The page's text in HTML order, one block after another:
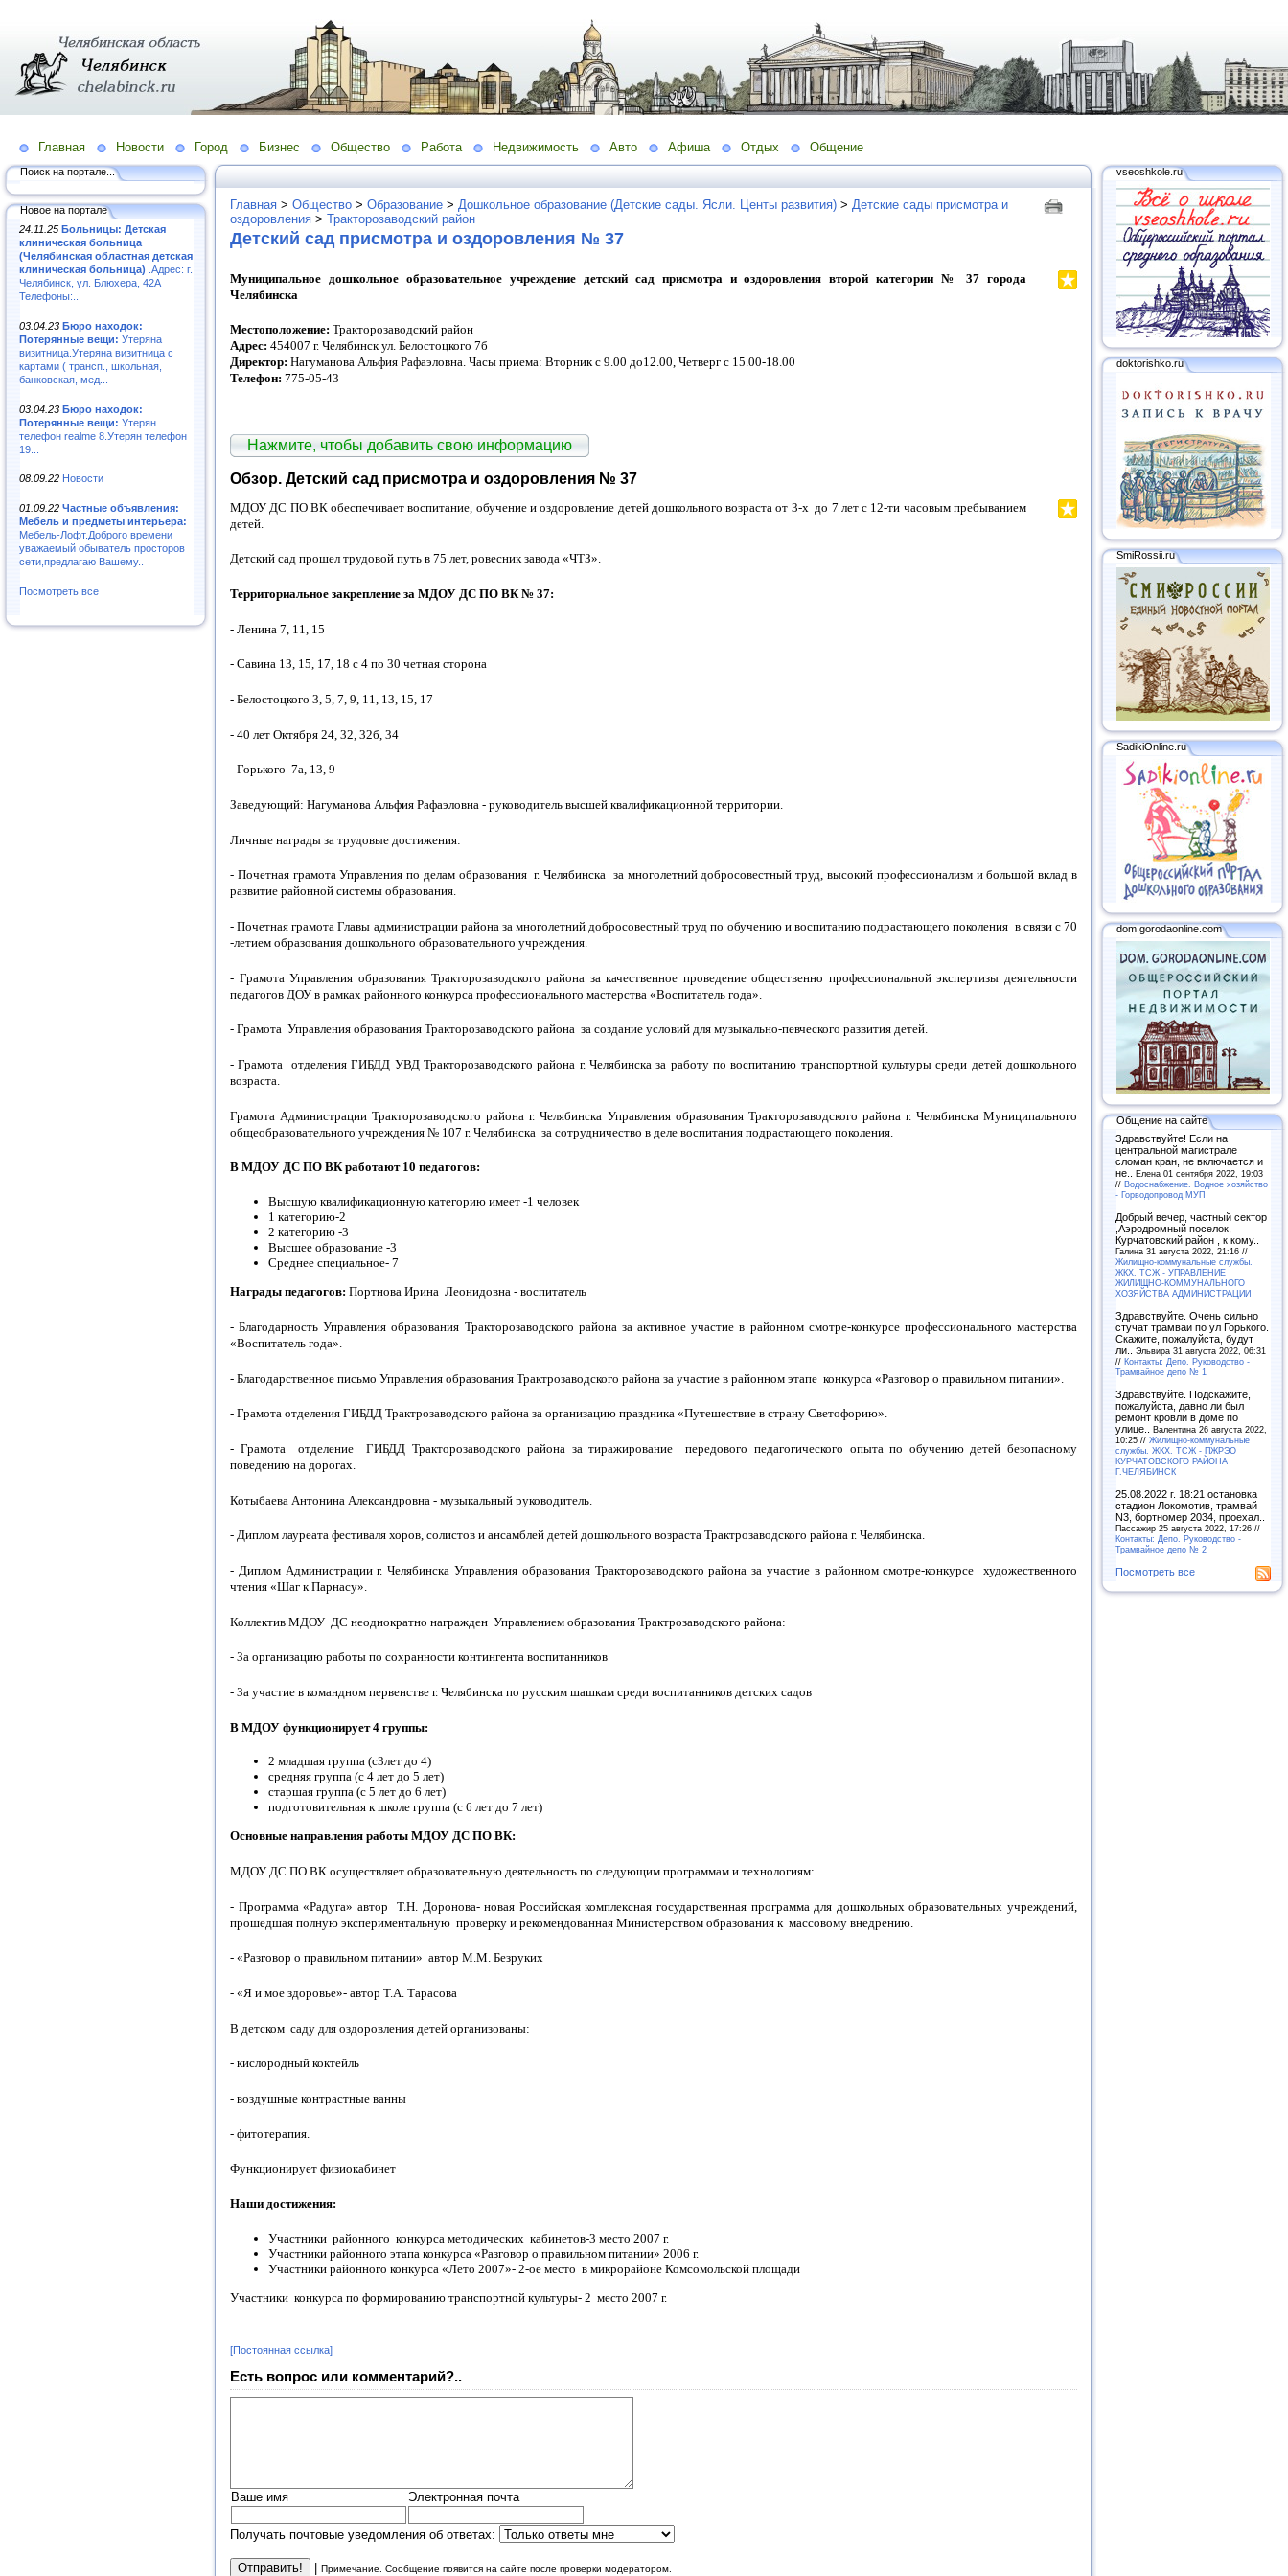
Главная Новости Город Бизнес Общество Работа Недвижимость Авто Афиша Отдых Общение
Поиск на портале...
Новое на портале
24.11.25 Больницы: Детская
клиническая больница
(Челябинская областная детская
клиническая больница) .Адрес: г.
Челябинск, ул. Блюхера, 42А
Телефоны:..
03.04.23 Бюро находок:
Потерянные вещи: Утеряна
визитница.Утеряна визитница с
картами ( трансп., школьная,
банковская, мед...
03.04.23 Бюро находок:
Потерянные вещи: Утерян
телефон realme 8.Утерян телефон
19...
08.09.22 Новости
01.09.22 Частные объявления:
Мебель и предметы интерьера:
Мебель-Лофт.Доброго времени
уважаемый обыватель просторов
сети,предлагаю Вашему..
Посмотреть все
Главная > Общество > Образование > Дошкольное образование (Детские сады. Ясли. Центы развития) > Детские сады присмотра и
оздоровления > Тракторозаводский район
Детский сад присмотра и оздоровления № 37
Муниципальное дошкольное образовательное учреждение детский сад присмотра и оздоровления второй категории № 37 города
Челябинска
Местоположение: Тракторозаводский район
Адрес: 454007 г. Челябинск ул. Белостоцкого 7б
Директор: Нагуманова Альфия Рафаэловна. Часы приема: Вторник с 9.00 до12.00, Четверг с 15.00-18.00
Телефон: 775-05-43
Нажмите, чтобы добавить свою информацию
Обзор. Детский сад присмотра и оздоровления № 37
МДОУ ДС ПО ВК обеспечивает воспитание, обучение и оздоровление детей дошкольного возраста от 3-х до 7 лет с 12-ти часовым пребыванием
детей.
Детский сад прошел трудовой путь в 75 лет, ровесник завода «ЧТЗ».
Территориальное закрепление за МДОУ ДС ПО ВК № 37:
- Ленина 7, 11, 15
- Савина 13, 15, 17, 18 с 4 по 30 четная сторона
- Белостоцкого 3, 5, 7, 9, 11, 13, 15, 17
- 40 лет Октября 24, 32, 32б, 34
- Горького 7а, 13, 9
Заведующий: Нагуманова Альфия Рафаэловна - руководитель высшей квалификационной территории.
Личные награды за трудовые достижения:
- Почетная грамота Управления по делам образования г. Челябинска за многолетний добросовестный труд, высокий профессионализм и большой вклад в
развитие районной системы образования.
- Почетная грамота Главы администрации района за многолетний добросовестный труд по обучению и воспитанию подрастающего поколения в связи с 70
-летием образования дошкольного образовательного учреждения.
- Грамота Управления образования Тракторозаводского района за качественное проведение общественно профессиональной экспертизы деятельности
педагогов ДОУ в рамках районного конкурса профессионального мастерства «Воспитатель года».
- Грамота Управления образования Тракторозаводского района за создание условий для музыкально-певческого развития детей.
- Грамота отделения ГИБДД УВД Тракторозаводского района г. Челябинска за работу по воспитанию транспортной культуры среди детей дошкольного
возраста.
Грамота Администрации Тракторозаводского района г. Челябинска Управления образования Тракторозаводского района г. Челябинска Муниципального
общеобразовательного учреждения № 107 г. Челябинска за сотрудничество в деле воспитания подрастающего поколения.
В МДОУ ДС ПО ВК работают 10 педагогов:
Высшую квалификационную категорию имеет -1 человек
1 категорию-2
2 категорию -3
Высшее образование -3
Среднее специальное- 7
Награды педагогов: Портнова Ирина Леонидовна - воспитатель
- Благодарность Управления образования Тракторозаводского района за активное участие в районном смотре-конкурсе профессионального мастерства
«Воспитатель года».
- Благодарственное письмо Управления образования Трактрозаводского района за участие в районном этапе конкурса «Разговор о правильном питании».
- Грамота отделения ГИБДД Трактрозаводского района за организацию праздника «Путешествие в страну Светофорию».
- Грамота отделение ГИБДД Тракторозаводского района за тиражирование передового педагогического опыта по обучению детей безопасному
поведению на дорогах.
Котыбаева Антонина Александровна - музыкальный руководитель.
- Диплом лауреата фестиваля хоров, солистов и ансамблей детей дошкольного возраста Трактрозаводского района г. Челябинска.
- Диплом Администрации г. Челябинска Управления образования Тракторозаводского района за участие в районном смотре-конкурсе художественного
чтения «Шаг к Парнасу».
Коллектив МДОУ ДС неоднократно награжден Управлением образования Трактрозаводского района:
- За организацию работы по сохранности контингента воспитанников
- За участие в командном первенстве г. Челябинска по русским шашкам среди воспитанников детских садов
В МДОУ функционирует 4 группы:
2 младшая группа (с3лет до 4)
средняя группа (с 4 лет до 5 лет)
старшая группа (с 5 лет до 6 лет)
подготовительная к школе группа (с 6 лет до 7 лет)
Основные направления работы МДОУ ДС ПО ВК:
МДОУ ДС ПО ВК осуществляет образовательную деятельность по следующим программам и технологиям:
- Программа «Радуга» автор Т.Н. Доронова- новая Российская комплексная государственная программа для дошкольных образовательных учреждений,
прошедшая полную экспериментальную проверку и рекомендованная Министерством образования к массовому внедрению.
- «Разговор о правильном питании» автор М.М. Безруких
- «Я и мое здоровье»- автор Т.А. Тарасова
В детском саду для оздоровления детей организованы:
- кислородный коктейль
- воздушные контрастные ванны
- фитотерапия.
Функционирует физиокабинет
Наши достижения:
Участники районного конкурса методических кабинетов-3 место 2007 г.
Участники районного этапа конкурса «Разговор о правильном питании» 2006 г.
Участники районного конкурса «Лето 2007»- 2-ое место в микрорайоне Комсомольской площади
Участники конкурса по формированию транспортной культуры- 2 место 2007 г.
[Постоянная ссылка]
Есть вопрос или комментарий?..
Ваше имя Электронная почта
Получать почтовые уведомления об ответах:
Примечание. Сообщение появится на сайте после проверки модератором.
vseoshkole.ru
doktorishko.ru
SmiRossii.ru
SadikiOnline.ru
dom.gorodaonline.com
Общение на сайте
Здравствуйте! Если на
центральной магистрале
сломан кран, не включается и
не.. Елена 01 сентября 2022, 19:03
// Водоснабжение. Водное хозяйство
- Горводопровод МУП
Добрый вечер, частный сектор
,Аэродромный поселок,
Курчатовский район , к кому..
Галина 31 августа 2022, 21:16 //
Жилищно-коммунальные службы.
ЖКХ. ТСЖ - УПРАВЛЕНИЕ
ЖИЛИЩНО-КОММУНАЛЬНОГО
ХОЗЯЙСТВА АДМИНИСТРАЦИИ
Здравствуйте. Очень сильно
стучат трамваи по ул Горького.
Скажите, пожалуйста, будут
ли.. Эльвира 31 августа 2022, 06:31
// Контакты: Депо. Руководство -
Трамвайное депо № 1
Здравствуйте. Подскажите,
пожалуйста, давно ли был
ремонт кровли в доме по
улице.. Валентина 26 августа 2022,
10:25 // Жилищно-коммунальные
службы. ЖКХ. ТСЖ - ПЖРЭО
КУРЧАТОВСКОГО РАЙОНА
Г.ЧЕЛЯБИНСК
25.08.2022 г. 18:21 остановка
стадион Локомотив, трамвай
N3, бортномер 2034, проехал..
Пассажир 25 августа 2022, 17:26 //
Контакты: Депо. Руководство -
Трамвайное депо № 2
Посмотреть все